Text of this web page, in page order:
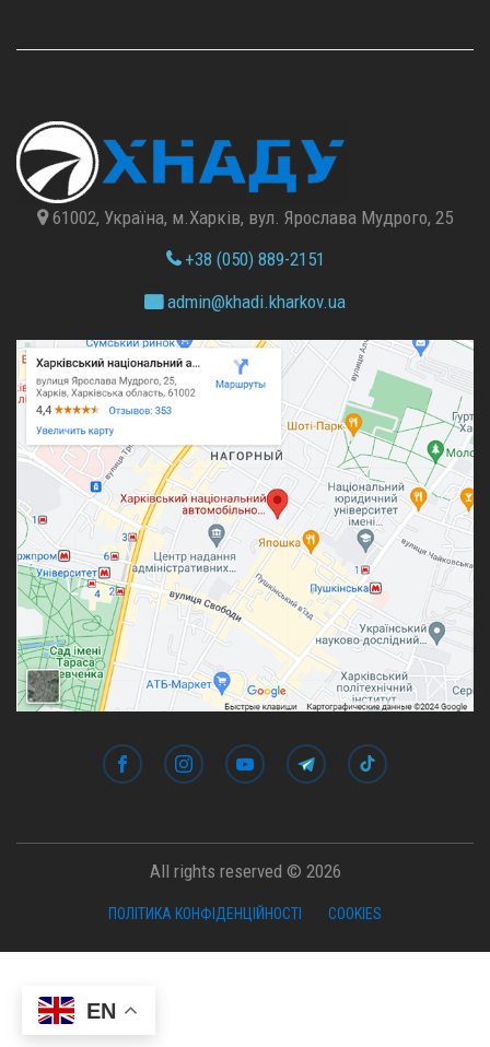
EN
61002, Україна, м.Харків, вул. Ярослава Мудрого, 25
+38 (050) 889-2151
admin@khadi.kharkov.ua
All rights reserved © 2026
ПОЛІТИКА КОНФІДЕНЦІЙНОСТІ COOKIES